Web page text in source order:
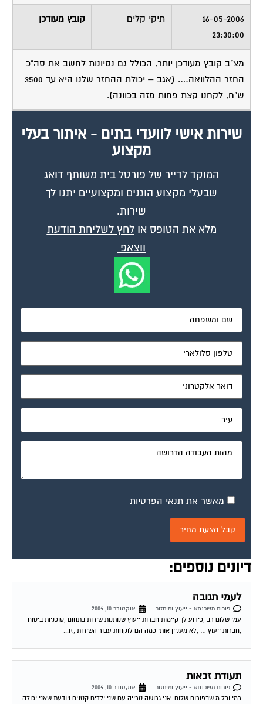
16-05-2006
23:30:00
תיקי קלים קובץ מעודכן
מצ"ב קובץ מעודכן יותר, הכולל גם נסיונות לחשב את סה"כ
החזר ההלוואה…. (אגב – יכולת ההחזר שלנו היא עד 3500
ש"ח, לקחנו קצת פחות מזה בכוונה).
שירות אישי לוועדי בתים - איתור בעלי
מקצוע
המוקד לדייר של פורטל בית משותף דואג
שבעלי מקצוע הוגנים ומקצועיים יתנו לך
שירות.
מלא את הטופס אולחץ לשליחת הודעת
ווצאפ
מאשר את תנאי הפרטיות
דיונים נוספים:
לעמי תגובה
פורום משכנתא - ייעוץ ומיחזור
אוקטובר 10, 2004
עמי שלום רב ,כידוע לך קיימות חברות ייעוץ שנותנות שירות בתחום ,סוכניות ביטוח
,חברות ייעוץ … ,לא מעניין אותי כמה הם לוקחות עבור השירות ,זו...
תעודת זכאות
פורום משכנתא - ייעוץ ומיחזור
אוקטובר 10, 2004
רמי וכל מ שבפורום שלום. אני גרושה טרייה עם שני ילדים קטנים ויודעת שאני יכולה